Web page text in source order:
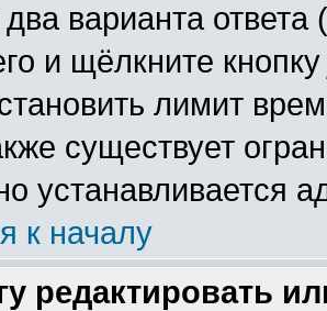
варианта ответа
и щёлкните
лимит
существует
устанавливается
к началу
редактировать